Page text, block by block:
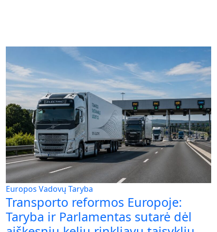
Europos Vadovų Taryba
Transporto reformos Europoje:
Taryba ir Parlamentas sutarė dėl